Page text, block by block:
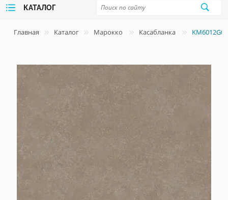
КАТАЛОГ
Главная Каталог Марокко Касабланка